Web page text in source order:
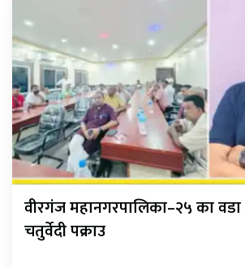
वीरगंज महानगरपालिका–२५ का
चतुर्वेदी पक्राउ